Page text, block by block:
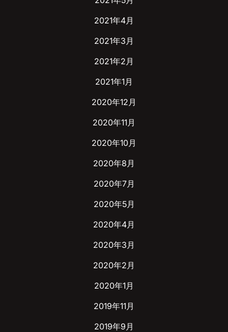
2021年4月
2021年3月
2021年2月
2021年1月
2020年12月
2020年11月
2020年10月
2020年8月
2020年7月
2020年5月
2020年4月
2020年3月
2020年2月
2020年1月
2019年11月
2019年9月